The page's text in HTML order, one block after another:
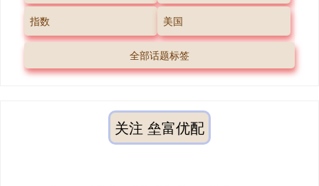
指数 美国
全部话题标签
关注 垒富优配